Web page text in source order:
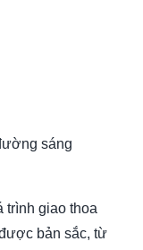
sáng
trình giao thoa
bản sắc, từ